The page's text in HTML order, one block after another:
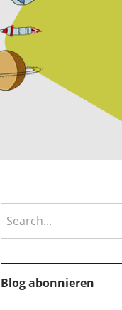
Blog abonnieren